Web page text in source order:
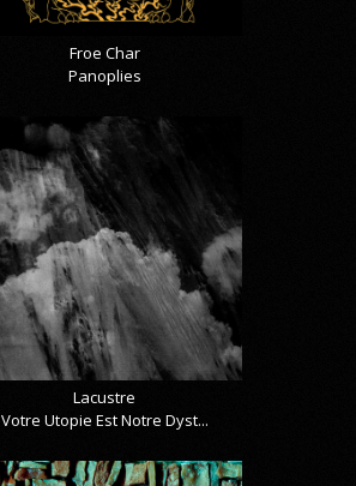
Froe Char
Panoplies
Lacustre
Votre Utopie Est Notre Dyst...